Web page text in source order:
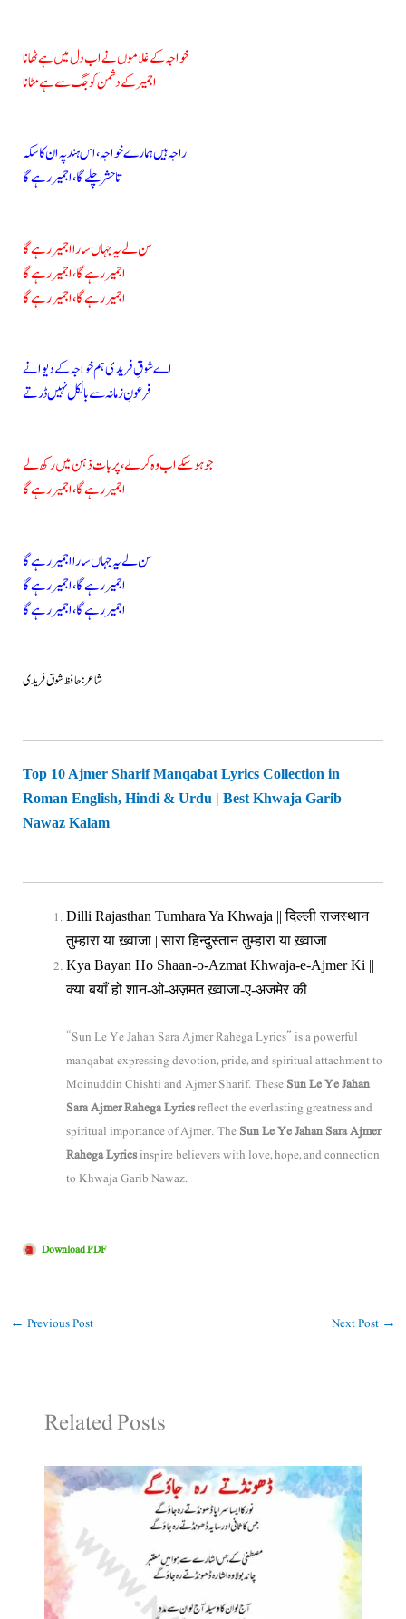
خواجہ کے غلاموں نے اب دل میں ہے ٹھانا
اجمیر کے دشمن کو جگ سے ہے مٹانا
راجہ ہیں ہمارے خواجہ، اس ہند پہ ان کا سکہ
تا حشر چلے گا، اجمیر رہے گا
سن لے یہ جہاں سارا اجمیر رہے گا
اجمیر رہے گا، اجمیر رہے گا
اجمیر رہے گا، اجمیر رہے گا
اے شوقِ فریدی ہم خواجہ کے دیوانے
فرعونِ زمانہ سے بالکل نہیں ڈرتے
جو ہو سکے اب وہ کر لے، پر بات ذہن میں رکھ لے
اجمیر رہے گا، اجمیر رہے گا
سن لے یہ جہاں سارا اجمیر رہے گا
اجمیر رہے گا، اجمیر رہے گا
اجمیر رہے گا، اجمیر رہے گا
شاعر: حافظ شوق فریدی
Top 10 Ajmer Sharif Manqabat Lyrics Collection in
Roman English, Hindi & Urdu | Best Khwaja Garib
Nawaz Kalam
Dilli Rajasthan Tumhara Ya Khwaja || दिल्ली राजस्थान
तुम्हारा या ख़्वाजा | सारा हिन्दुस्तान तुम्हारा या ख़्वाजा
Kya Bayan Ho Shaan-o-Azmat Khwaja-e-Ajmer Ki ||
क्या बयाँ हो शान-ओ-अज़मत ख़्वाजा-ए-अजमेर की
“Sun Le Ye Jahan Sara Ajmer Rahega Lyrics” is a powerful
manqabat expressing devotion, pride, and spiritual attachment to
Moinuddin Chishtiand Ajmer Sharif. TheseSun Le Ye Jahan
Sara Ajmer Rahega Lyricsreflect the everlasting greatness and
spiritual importance of Ajmer. TheSun Le Ye Jahan Sara Ajmer
Rahega Lyricsinspire believers with love, hope, and connection
to Khwaja Garib Nawaz.
Download PDF
← Previous Post Next Post →
Related Posts